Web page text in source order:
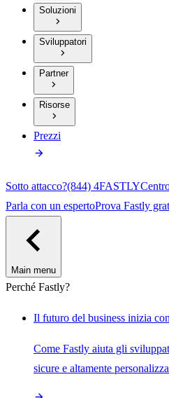
Soluzioni
Sviluppatori
Partner
Risorse
Prezzi
Sotto attacco?(844) 4FASTLY
Parla con un espertoProva Fastly
Main menu
Perché Fastly?
Il futuro del business inizia
Come Fastly aiuta gli
sicure e altamente